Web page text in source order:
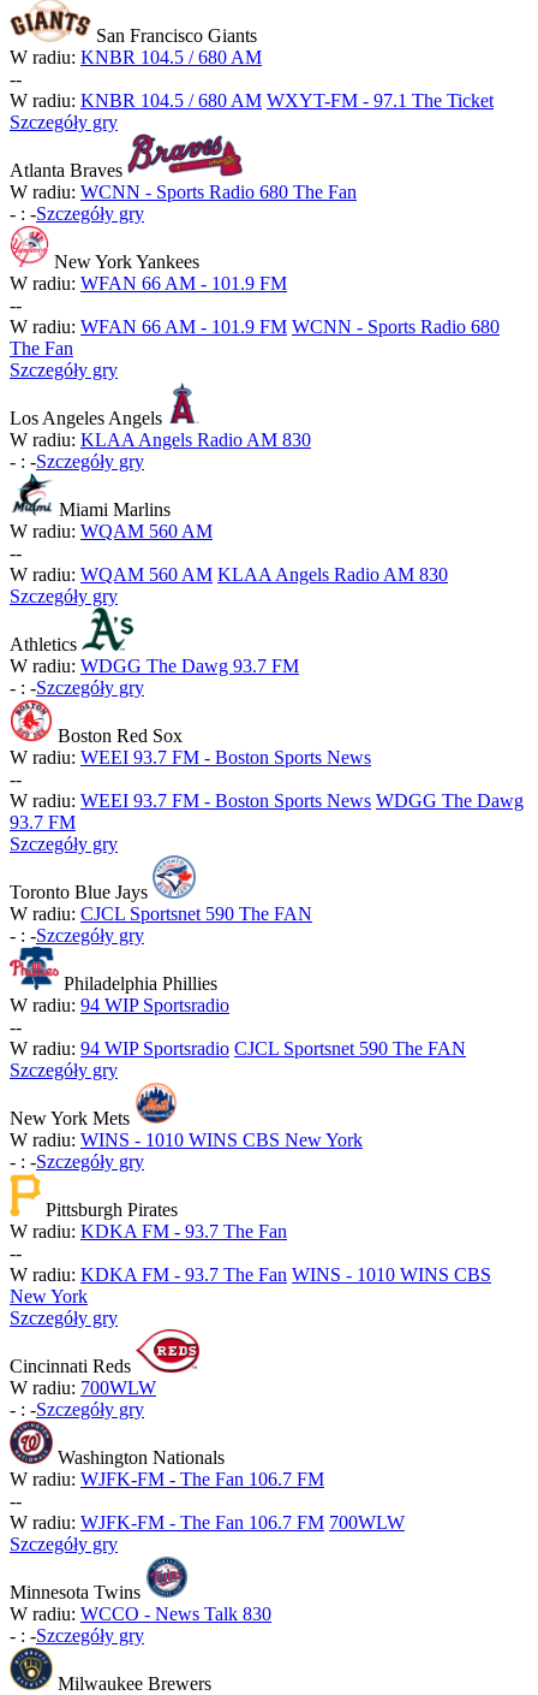
San Francisco Giants
W radiu: KNBR 104.5 / 680 AM
--
W radiu: KNBR 104.5 / 680 AM WXYT-FM - 97.1 The Ticket
Szczegóły gry
Atlanta Braves
W radiu: WCNN - Sports Radio 680 The Fan
- : -Szczegóły gry
New York Yankees
W radiu: WFAN 66 AM - 101.9 FM
--
W radiu: WFAN 66 AM - 101.9 FM WCNN - Sports Radio 680
The Fan
Szczegóły gry
Los Angeles Angels
W radiu: KLAA Angels Radio AM 830
- : -Szczegóły gry
Miami Marlins
W radiu: WQAM 560 AM
--
W radiu: WQAM 560 AM KLAA Angels Radio AM 830
Szczegóły gry
Athletics
W radiu: WDGG The Dawg 93.7 FM
- : -Szczegóły gry
Boston Red Sox
W radiu: WEEI 93.7 FM - Boston Sports News
--
W radiu: WEEI 93.7 FM - Boston Sports News WDGG The Dawg
93.7 FM
Szczegóły gry
Toronto Blue Jays
W radiu: CJCL Sportsnet 590 The FAN
- : -Szczegóły gry
Philadelphia Phillies
W radiu: 94 WIP Sportsradio
--
W radiu: 94 WIP Sportsradio CJCL Sportsnet 590 The FAN
Szczegóły gry
New York Mets
W radiu: WINS - 1010 WINS CBS New York
- : -Szczegóły gry
Pittsburgh Pirates
W radiu: KDKA FM - 93.7 The Fan
--
W radiu: KDKA FM - 93.7 The Fan WINS - 1010 WINS CBS
New York
Szczegóły gry
Cincinnati Reds
W radiu: 700WLW
- : -Szczegóły gry
Washington Nationals
W radiu: WJFK-FM - The Fan 106.7 FM
--
W radiu: WJFK-FM - The Fan 106.7 FM 700WLW
Szczegóły gry
Minnesota Twins
W radiu: WCCO - News Talk 830
- : -Szczegóły gry
Milwaukee Brewers